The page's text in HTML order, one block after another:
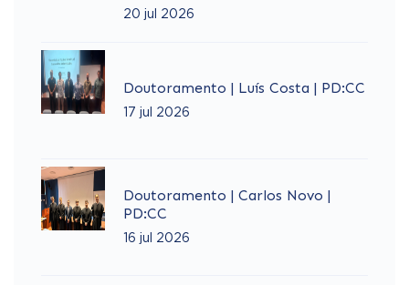
20 jul 2026
Doutoramento | Luís Costa | PD:CC
17 jul 2026
Doutoramento | Carlos Novo |
PD:CC
16 jul 2026